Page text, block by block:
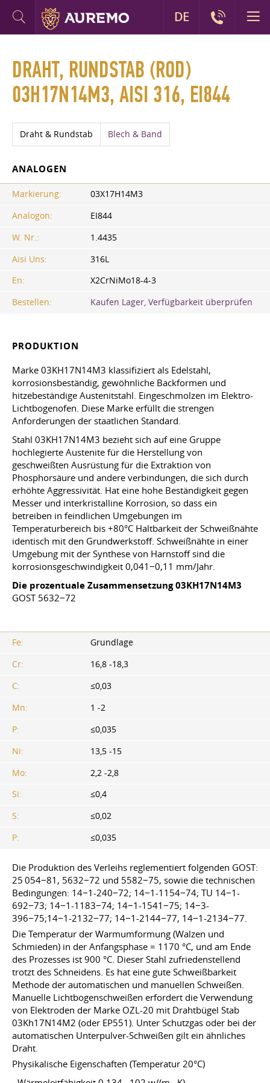
DRAHT, RUNDSTAB (ROD)
03H17N14М3, AISI 316, EI844
Draht & Rundstab Blech & Band
ANALOGEN
Markierung:
03Х17Н14М3
Analogon:
EI844
W. Nr.:
1.4435
Aisi Uns:
316L
En:
X2CrNiMo18-4-3
Bestellen:
Kaufen Lager, Verfügbarkeit überprüfen
PRODUKTION
Marke 03KH17N14M3 klassifiziert als Edelstahl,
korrosionsbeständig, gewöhnliche Backformen und
hitzebeständige Austenitstahl. Eingeschmolzen im Elektro-
Lichtbogenofen. Diese Marke erfüllt die strengen
Anforderungen der staatlichen Standard.
Stahl 03KH17N14M3 bezieht sich auf eine Gruppe
hochlegierte Austenite für die Herstellung von
geschweißten Ausrüstung für die Extraktion von
Phosphorsäure und andere verbindungen, die sich durch
erhöhte Aggressivität. Hat eine hohe Beständigkeit gegen
Messer und interkristalline Korrosion, so dass ein
betreiben in feindlichen Umgebungen im
Temperaturbereich bis +80°C Haltbarkeit der Schweißnähte
identisch mit den Grundwerkstoff. Schweißnähte in einer
Umgebung mit der Synthese von Harnstoff sind die
korrosionsgeschwindigkeit 0,041−0,11 mm/Jahr.
Die prozentuale Zusammensetzung 03KH17N14M3
GOST 5632−72
Fe:
Grundlage
Cr:
16,8 -18,3
C:
≤0,03
Mn:
1 -2
P:
≤0,035
Ni:
13,5 -15
Mo:
2,2 -2,8
Si:
≤0,4
S:
≤0,02
P:
≤0,035
Die Produktion des Verleihs reglementiert folgenden GOST:
25 054−81, 5632−72 und 5582−75, sowie die technischen
Bedingungen: 14−1-240−72; 14−1-1154−74; TU 14−1-
692−73; 14−1-1183−74; 14−1-1541−75; 14−3-
396−75;14−1-2132−77; 14−1-2144−77, 14−1-2134−77.
Die Temperatur der Warmumformung (Walzen und
Schmieden) in der Anfangsphase = 1170 °C, und am Ende
des Prozesses ist 900 °C. Dieser Stahl zufriedenstellend
trotzt des Schneidens. Es hat eine gute Schweißbarkeit
Methode der automatischen und manuellen Schweißen.
Manuelle Lichtbogenschweißen erfordert die Verwendung
von Elektroden der Marke OZL-20 mit Drahtbügel Stab
03Kh17N14M2 (oder EP551). Unter Schutzgas oder bei der
automatischen Unterpulver-Schweißen gilt ein ähnliches
Draht.
Physikalische Eigenschaften (Temperatur 20°C)
DE